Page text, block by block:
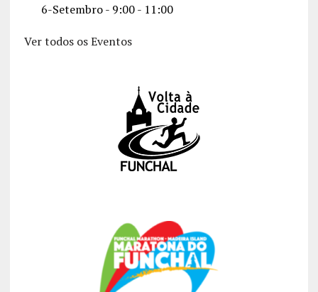
6-Setembro - 9:00- 11:00
Ver todos os Eventos